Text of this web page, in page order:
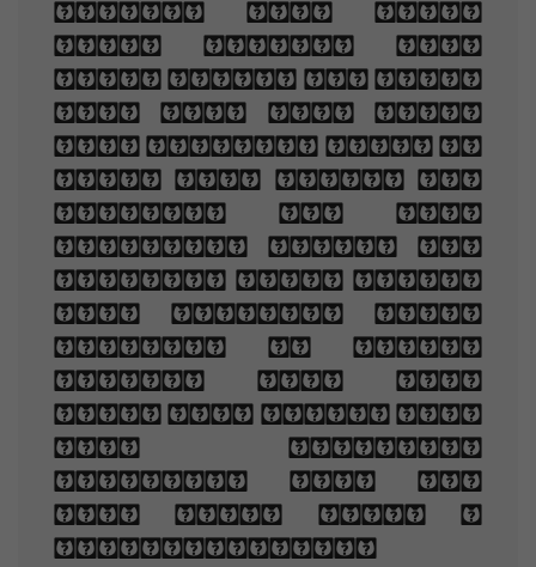
grace, And loved
your beauty with
love false or true,
But one man loved
the pilgrim soul in
you, And loved the
sorrows of your
changing face. And
bending down beside
the glowing bars,
Murmur, a little
sadly, how Love
fled And paced upon
the mountains
overhead And hid
his face amid a
crowd of stars.